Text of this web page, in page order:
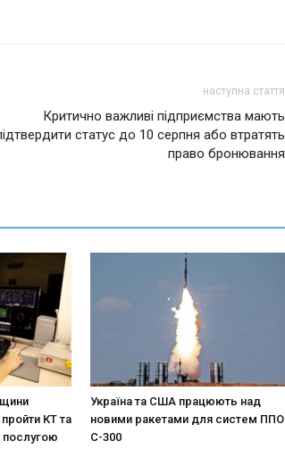
наступна стаття
Критично важливі підприємства мають
статус до 10 серпня або втратять
право бронювання
КТ та
послугою
Україна та США працюють над
новими ракетами для систем ППО
С-300